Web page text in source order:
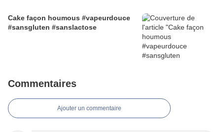
Cake façon houmous #vapeurdouce
#sansgluten #sanslactose
Commentaires
Ajouter un commentaire